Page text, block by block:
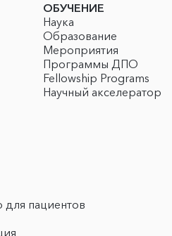
ОБУЧЕНИЕ
Наука
Образование
Мероприятия
Программы ДПО
Fellowship Programs
Научный акселератор
пациентов